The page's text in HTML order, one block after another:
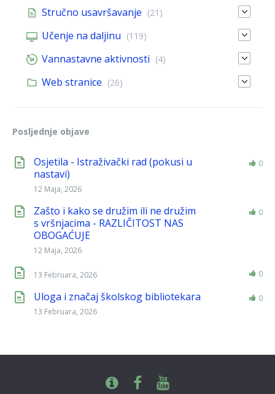
Stručno usavršavanje (21)
Učenje na daljinu (119)
Vannastavne aktivnosti (4)
Web stranice (26)
Posljednje objave
Osjetila - Istraživački rad (pokusi u
nastavi)
12 Maja, 2026
0
Zašto i kako se družim ili ne družim
s vršnjacima - RAZLIČITOST NAS
OBOGAĆUJE
12 Maja, 2026
0
13 Februara, 2026 0
Uloga i značaj školskog bibliotekara
13 Februara, 2026
0